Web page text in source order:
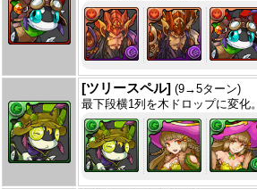
[ツリースペル] (9→5ターン)
最下段横1列を木ドロップに変化。